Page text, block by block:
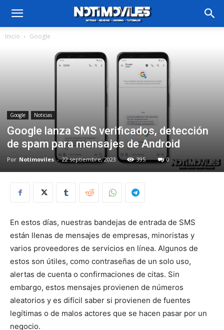
Inicio Google
Google Noticias
Google lanza SMS verificados, detección
de spam para mensajes de Android
Por Notimoviles - 22 septiembre, 2023 395 0
En estos días, nuestras bandejas de entrada de SMS
están llenas de mensajes de empresas, minoristas y
varios proveedores de servicios en línea. Algunos de
estos son útiles, como contraseñas de un solo uso,
alertas de cuenta o confirmaciones de citas. Sin
embargo, estos mensajes provienen de números
aleatorios y es difícil saber si provienen de fuentes
legítimas o de malos actores que se hacen pasar por un
negocio.